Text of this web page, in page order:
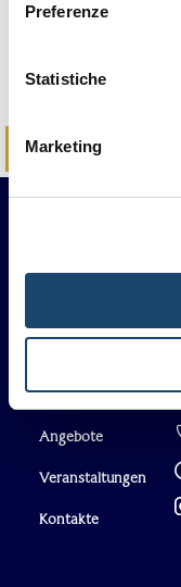
Preferenze
Statistiche
MarketingBUCH
Die Hotels
Angebote
Veranstaltungen
Kontakte